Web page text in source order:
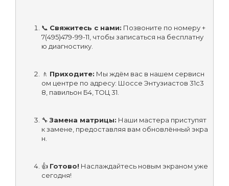
📞 Свяжитесь с нами: Позвоните по номеру +
7(495)479-99-11, чтобы записаться на бесплатну
ю диагностику.
🚶 Приходите: Мы ждём вас в нашем сервисн
ом центре по адресу: Шоссе Энтузиастов 31с3
8, павильон Б4, ТОЦ 31.
🔧 Замена матрицы: Наши мастера приступят
к замене, предоставляя вам обновлённый экра
н.
👍 Готово! Наслаждайтесь новым экраном уже
сегодня!